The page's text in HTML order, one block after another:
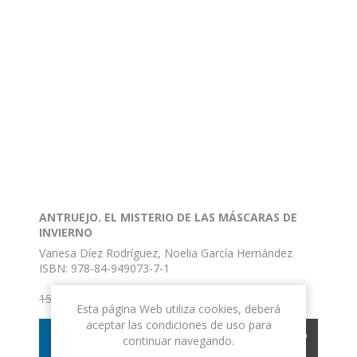
ANTRUEJO. EL MISTERIO DE LAS MÁSCARAS DE
INVIERNO
Vanesa Díez Rodríguez, Noelia García Hernández
ISBN: 978-84-949073-7-1
Nº de páginas: 56
Encuadernación: Rústica
15,00€ IVA incluido
COMPRAR
Esta página Web utiliza cookies, deberá
aceptar las condiciones de uso para
continuar navegando.